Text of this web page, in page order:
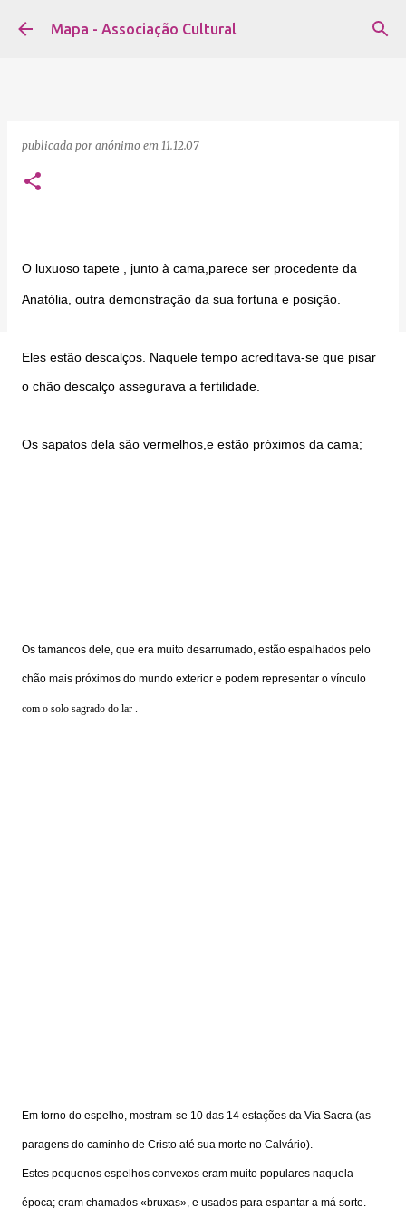
Avançar para o conteúdo principal
Mapa - Associação Cultural
publicada por anónimo em 11.12.07
O luxuoso tapete , junto à cama,parece ser procedente da
Anatólia, outra demonstração da sua fortuna e posição.
Eles estão descalços. Naquele tempo acreditava-se que pisar
o chão descalço assegurava a fertilidade.
Os sapatos dela são vermelhos,e estão próximos da cama;
Os tamancos dele, que era muito desarrumado, estão espalhados pelo
chão mais próximos do mundo exterior e podem representar o vínculo
com o solo sagrado do lar .
Em torno do espelho, mostram-se 10 das 14 estações da Via Sacra (as
paragens do caminho de Cristo até sua morte no Calvário).
Estes pequenos espelhos convexos eram muito populares naquela
época; eram chamados «bruxas», e usados para espantar a má sorte.